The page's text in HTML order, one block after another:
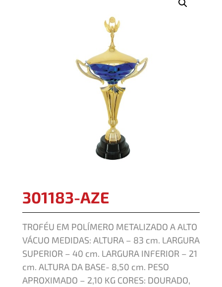
301183-AZE
TROFÉU EM POLÍMERO METALIZADO A ALTO
VÁCUO MEDIDAS: ALTURA – 83 cm. LARGURA
SUPERIOR – 40 cm. LARGURA INFERIOR – 21
cm. ALTURA DA BASE- 8,50 cm. PESO
APROXIMADO – 2,10 KG CORES: DOURADO,